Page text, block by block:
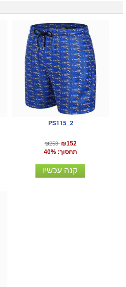
PS115_2
₪253 ₪152
תחסוך: 40%
קנה עכשיו